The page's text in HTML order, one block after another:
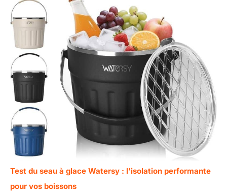
Test du seau à glace Watersy : l’isolation performante
pour vos boissons